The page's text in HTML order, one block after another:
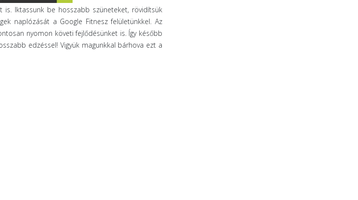
Iktassunk be hosszabb szüneteket, rövidítsük
naplózását a Google Fitnesz felületünkkel. Az
nyomon követi fejlődésünket is. Így később
edzéssel! Vigyük magunkkal bárhova ezt a